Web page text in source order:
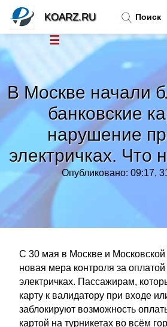
В Москве начали
банковские
нарушение
электричках. Что
Опубликовано: 09:17,
С 30 мая в Москве и Московской
новая мера контроля за
электричках. Пассажирам,
карту к валидатору при входе
заблокируют возможность
картой на турникетах во всём
Поиск
KOARZ.RU
☰
Тренды новостей »
Рубрики»
Правила »